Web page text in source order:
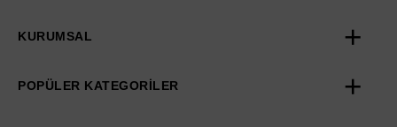
KURUMSAL
POPÜLER KATEGORİLER